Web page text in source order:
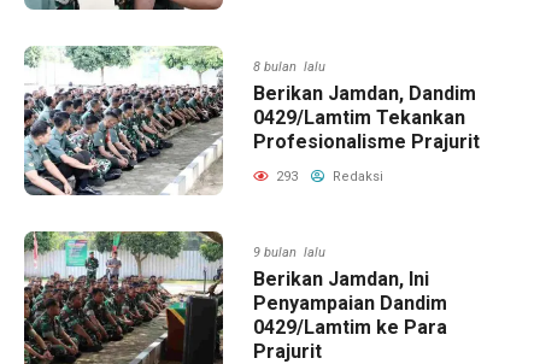
8 bulan lalu
Berikan Jamdan, Dandim
0429/Lamtim Tekankan
Profesionalisme Prajurit
293 Redaksi
9 bulan lalu
Berikan Jamdan, Ini
Penyampaian Dandim
0429/Lamtim ke Para
Prajurit